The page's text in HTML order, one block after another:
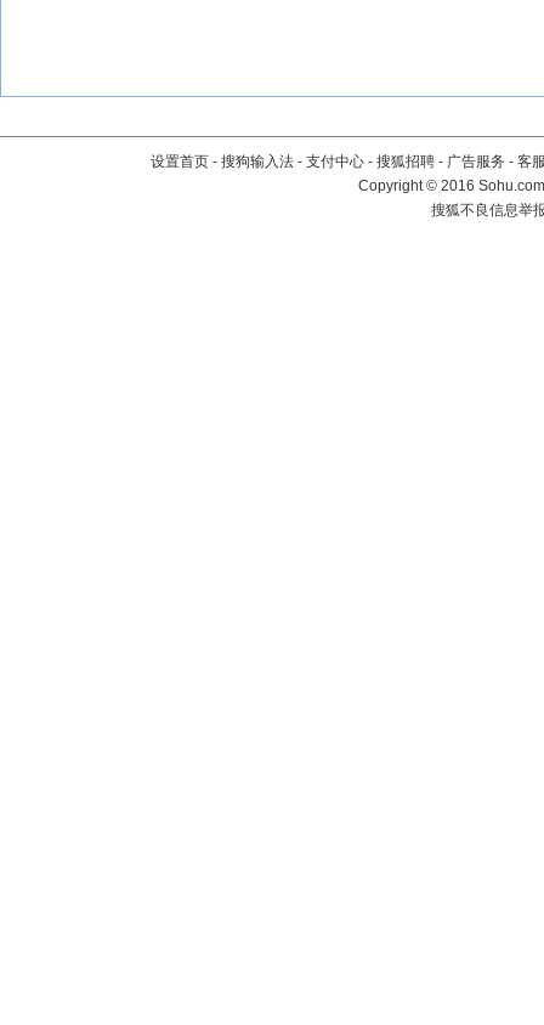
设置首页 - 搜狗输入法 - 支付中心 - 搜狐招聘 - 广告服务 - 客
Copyright©2016
搜狐不良信息举